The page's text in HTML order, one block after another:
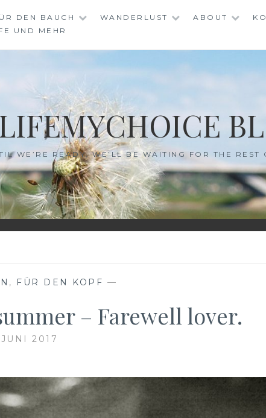
DEN BAUCH WANDERLUST ABOUT
UND MEHR
WE’RE READY, WE’LL BE WAITING FOR THE REST
, FÜR DEN KOPF —
– Farewell lover.
2017